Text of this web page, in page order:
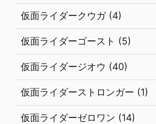
仮面ライダークウガ (4)
仮面ライダーゴースト (5)
仮面ライダージオウ (40)
仮面ライダーストロンガー (1)
仮面ライダーゼロワン (14)